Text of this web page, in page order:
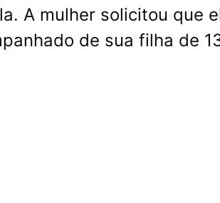
A mulher solicitou que
de sua filha de